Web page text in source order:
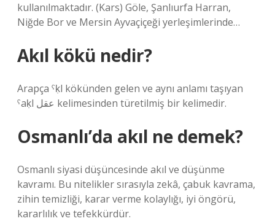
kullanılmaktadır. (Kars) Göle, Şanlıurfa Harran,
Niğde Bor ve Mersin Ayvaçiçeği yerleşimlerinde…
Akıl kökü nedir?
Arapça ˁḳl kökünden gelen ve aynı anlamı taşıyan
ˁaḳl عقل kelimesinden türetilmiş bir kelimedir.
Osmanlı’da akıl ne demek?
Osmanlı siyasi düşüncesinde akıl ve düşünme
kavramı. Bu nitelikler sırasıyla zekâ, çabuk kavrama,
zihin temizliği, karar verme kolaylığı, iyi öngörü,
kararlılık ve tefekkürdür.